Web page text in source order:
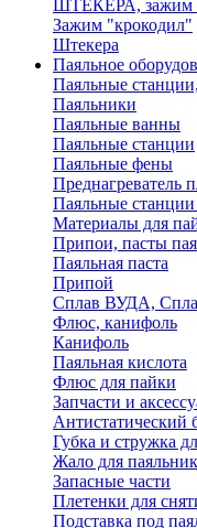
ШТЕКЕРА, зажим
Зажим "крокодил"
Штекера
Паяльное
Паяльные
Паяльники
Паяльные ванны
Паяльные станции
Паяльные фены
Преднагреватель
Паяльные
Материалы для
Припои, пасты
Паяльная паста
Припой
Сплав ВУДА,
Флюс, канифоль
Канифоль
Паяльная кислота
Флюс для пайки
Запчасти и
Антистатический
Губка и стружка
Жало для
Запасные части
Плетенки для
Подставка под